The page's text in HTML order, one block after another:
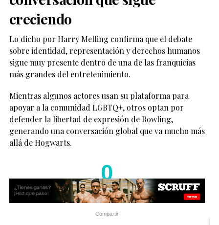
creciendo
Lo dicho por Harry Melling confirma que el debate
sobre identidad, representación y derechos humanos
sigue muy presente dentro de una de las franquicias
más grandes del entretenimiento.
Mientras algunos actores usan su plataforma para
apoyar a la comunidad LGBTQ+, otros optan por
defender la libertad de expresión de Rowling,
generando una conversación global que va mucho más
allá de Hogwarts.
0
Compartir